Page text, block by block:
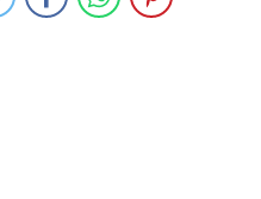
Trump’tan Orta Doğu turu